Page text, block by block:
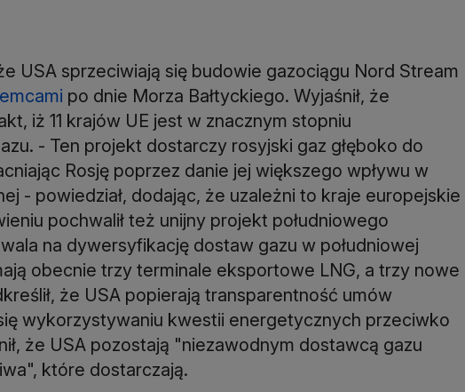
USA sprzeciwiają się budowie gazociągu Nord Stream
po dnie Morza Bałtyckiego. Wyjaśnił, że
iż 11 krajów UE jest w znacznym stopniu
- Ten projekt dostarczy rosyjski gaz głęboko do
Rosję poprzez danie jej większego wpływu w
- powiedział, dodając, że uzależni to kraje europejskie
pochwalił też unijny projekt południowego
na dywersyfikację dostaw gazu w południowej
obecnie trzy terminale eksportowe LNG, a trzy nowe
że USA popierają transparentność umów
wykorzystywaniu kwestii energetycznych przeciwko
że USA pozostają "niezawodnym dostawcą gazu
które dostarczają.